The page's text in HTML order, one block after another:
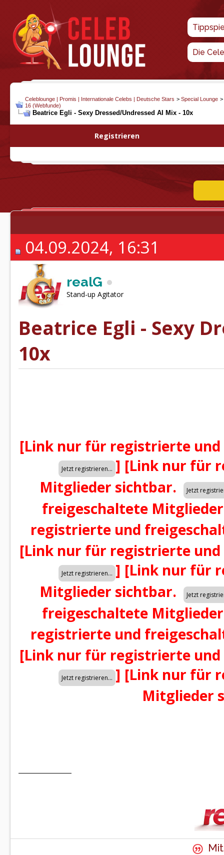
Die
Celeblounge | Promis | Internationale Celebs | Deutsche Stars > Special Lounge >
16 (Webfunde)
Beatrice Egli - Sexy Dressed/Undressed AI Mix - 10x
Registrieren
04.09.2024, 16:31
realG
Stand-up Agitator
Beatrice Egli - Sexy
10x
[Link nur für registrierte
] [Link nur für
Mitglieder sichtbar.
freigeschaltete
registrierte und
[Link nur für registrierte
] [Link nur für
Mitglieder sichtbar.
freigeschaltete
registrierte und
[Link nur für registrierte
] [Link nur für
Mitglieder